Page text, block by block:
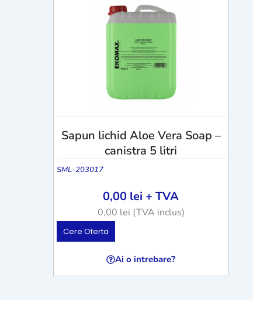
Sapun lichid Aloe Vera Soap –
canistra 5 litri
SML-203017
0,00 lei + TVA
0,00 lei (TVA inclus)
Cere Oferta
Ai o intrebare?